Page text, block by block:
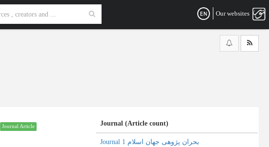
Our websites
Journal Article Journal (Article count)
Journal بحران پژوهی جهان اسلام 1